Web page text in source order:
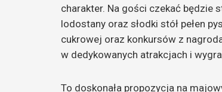
charakter. Na gości czekać będzie
lodostany oraz słodki stół pełen
cukrowej oraz konkursów z
w dedykowanych atrakcjach i
To doskonała propozycja na